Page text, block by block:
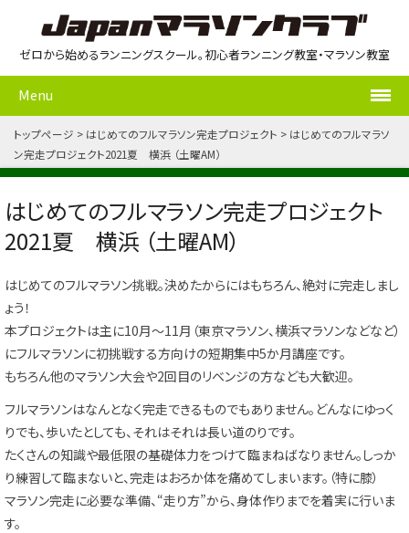
ゼロから始めるランニングスクール。初心者ランニング教室・マラソン教室
Menu
トップページ はじめてのフルマラソン完走プロジェクト
はじめてのフルマラソ
ン完走プロジェクト2021夏 横浜 （土曜AM）
はじめてのフルマラソン完走プロジェクト
2021夏 横浜 （土曜AM）
はじめてのフルマラソン挑戦。決めたからにはもちろん、絶対に完走しまし
ょう！
本プロジェクトは主に10月～11月（東京マラソン、横浜マラソンなどなど）
にフルマラソンに初挑戦する方向けの短期集中5か月講座です。
もちろん他のマラソン大会や2回目のリベンジの方なども大歓迎。
フルマラソンはなんとなく完走できるものでもありません。どんなにゆっく
りでも、歩いたとしても、それはそれは長い道のりです。
たくさんの知識や最低限の基礎体力をつけて臨まねばなりません。しっか
り練習して臨まないと、完走はおろか体を痛めてしまいます。（特に膝）
マラソン完走に必要な準備、“走り方”から、身体作りまでを着実に行いま
す。